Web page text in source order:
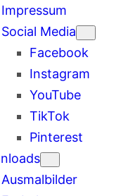
Impressum
Social Media
Facebook
Instagram
YouTube
TikTok
Pinterest
Ausmalbilder